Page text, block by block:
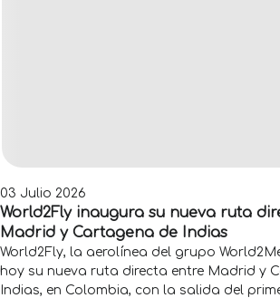
03 Julio 2026
World2Fly inaugura su nueva ruta
Madrid y Cartagena de Indias
World2Fly, la aerolínea del grupo
hoy su nueva ruta directa entre Madrid y
Indias, en Colombia, con la salida del